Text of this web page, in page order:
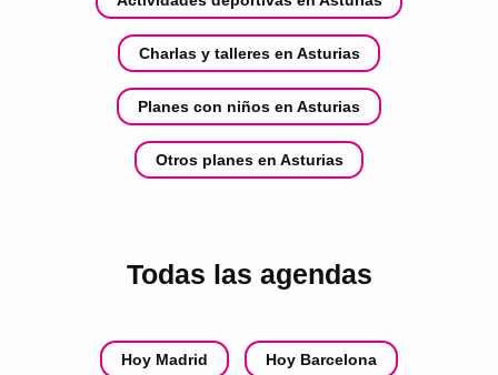
Charlas y talleres en Asturias
Planes con niños en Asturias
Otros planes en Asturias
Todas las agendas
Hoy Madrid Hoy Barcelona